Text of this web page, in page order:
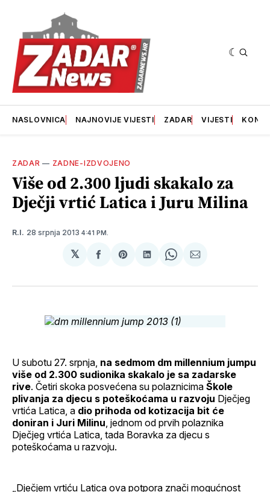
NASLOVNICA NAJNOVIJE VIJESTI ZADAR VIJESTI
ZADAR — ZADNE-IZDVOJENO
Više od 2.300 ljudi skakalo za
Dječji vrtić Latica i Juru Milina
R.I. 28 srpnja 2013 4:41 PM.
𝕏
podijeliSharepodijeliSharepodijeli
U subotu 27. srpnja, na sedmom dm millennium jumpu
više od 2.300 sudionika skakalo je sa zadarske
rive. Četiri skoka posvećena su polaznicima Škole
plivanja za djecu s poteškoćama u razvoju Dječjeg
vrtića Latica, a dio prihoda od kotizacija bit će
doniran i Juri Milinu , jednom od prvih polaznika
Dječjeg vrtića Latica, tada Boravka za djecu s
poteškoćama u razvoju.
„Dječjem vrtiću Latica ova potpora znači mogućnost